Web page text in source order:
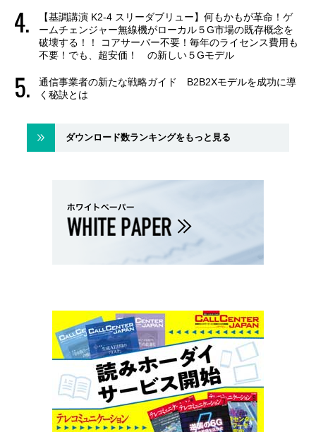
【基調講演 K2-4 スリーダブリュー】何もかもが革命！ゲ
ームチェンジャー無線機がローカル５G市場の既存概念を
破壊する！！ コアサーバー不要！毎年のライセンス費用も
不要！でも、超安価！ の新しい５Gモデル
通信事業者の新たな戦略ガイド B2B2Xモデルを成功に導
く秘訣とは
ダウンロード数ランキングをもっと見る